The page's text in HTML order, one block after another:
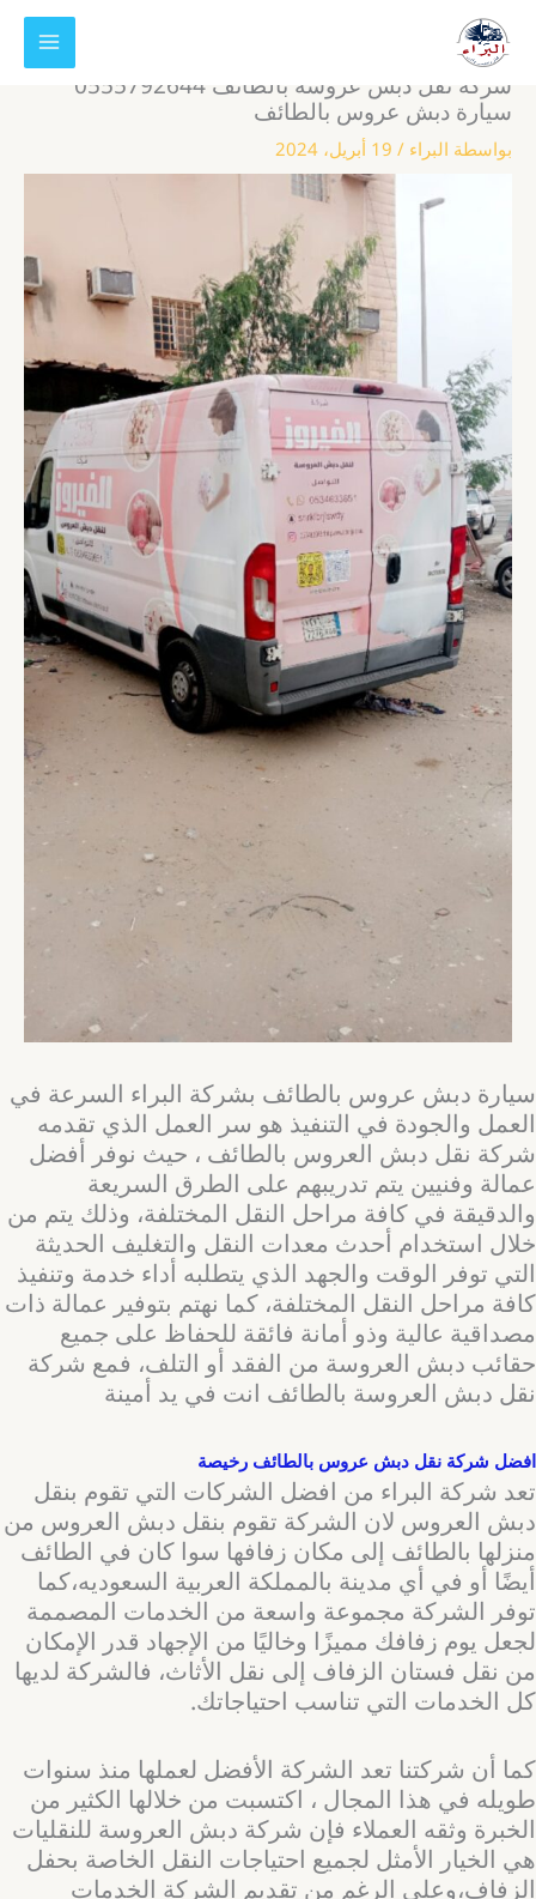
تخطي
المحتوى
شركة نقل دبش عروسة بالطائف 0555792644
سيارة دبش عروس بالطائف
بواسطة البراء / 19 أبريل، 2024
سيارة دبش عروس بالطائف بشركة البراء السرعة في
العمل والجودة في التنفيذ هو سر العمل الذي تقدمه
شركة نقل دبش العروس بالطائف ، حيث نوفر أفضل
عمالة وفنيين يتم تدريبهم على الطرق السريعة
والدقيقة في كافة مراحل النقل المختلفة، وذلك يتم من
خلال استخدام أحدث معدات النقل والتغليف الحديثة
التي توفر الوقت والجهد الذي يتطلبه أداء خدمة وتنفيذ
كافة مراحل النقل المختلفة، كما نهتم بتوفير عمالة ذات
مصداقية عالية وذو أمانة فائقة للحفاظ على جميع
حقائب دبش العروسة من الفقد أو التلف، فمع شركة
نقل دبش العروسة بالطائف انت في يد أمينة
افضل شركة نقل دبش عروس بالطائف رخيصة
تعد شركة البراء من افضل الشركات التي تقوم بنقل
دبش العروس لان الشركة تقوم بنقل دبش العروس من
منزلها بالطائف إلى مكان زفافها سوا كان في الطائف
أيضًا أو في أي مدينة بالمملكة العربية السعوديه،كما
توفر الشركة مجموعة واسعة من الخدمات المصممة
لجعل يوم زفافك مميزًا وخاليًا من الإجهاد قدر الإمكان
من نقل فستان الزفاف إلى نقل الأثاث، فالشركة لديها
كل الخدمات التي تناسب احتياجاتك.
كما أن شركتنا تعد الشركة الأفضل لعملها منذ سنوات
طويله في هذا المجال ، اكتسبت من خلالها الكثير من
الخبرة وثقه العملاء فإن شركة دبش العروسة للنقليات
هي الخيار الأمثل لجميع احتياجات النقل الخاصة بحفل
الزفاف،وعلى الرغم من تقديم الشركة الخدمات